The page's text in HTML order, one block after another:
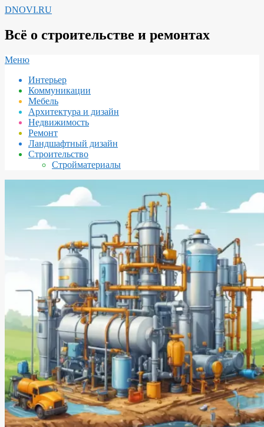
Перейти
содержимому
DNOVI.RU
Всё о строительстве и ремонтах
Вторичное
навигации
Меню
Интерьер
Коммуникации
Мебель
Архитектура и дизайн
Недвижимость
Ремонт
Ландшафтный дизайн
Строительство
Стройматериалы